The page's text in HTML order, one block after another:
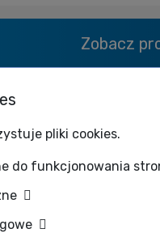
Zobacz
pliki cookies.
do funkcjonowania